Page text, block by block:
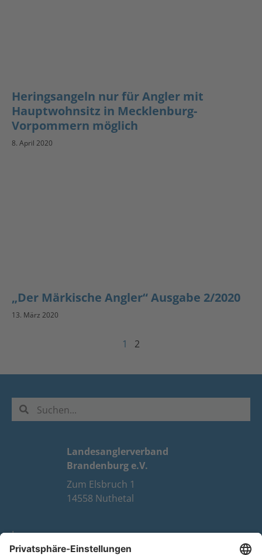
Heringsangeln nur für Angler mit
Hauptwohnsitz in Mecklenburg-
Vorpommern möglich
8. April 2020
„Der Märkische Angler“ Ausgabe 2/2020
13. März 2020
1 2
Landesanglerverband
Brandenburg e.V.
Zum Elsbruch 1
14558 Nuthetal
Impressum